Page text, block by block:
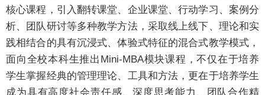
核心课程，引入翻转课堂、企业课堂、行动学习、案例分
析、团队研讨等多种教学方法，采取线上线下、理论和实
践相结合的具有沉浸式、体验式特征的混合式教学模式，
面向全校本科生推出Mini-MBA模块课程，不仅在于培养
学生掌握经典的管理理论、工具和方法，更在于培养学生
成为具有高度社会责任感、深度思考能力、团队合作精